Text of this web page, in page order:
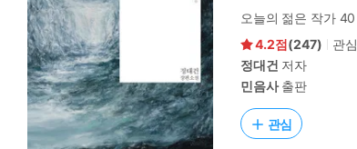
오늘의 젊은 작가 40
4.2
(247) 관심
정대건 저자
민음사출판
관심